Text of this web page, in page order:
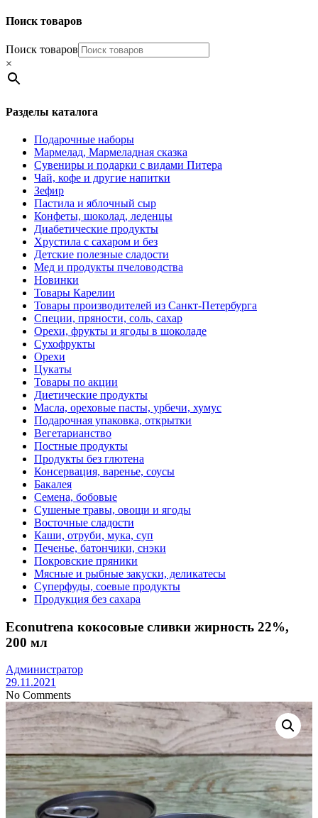
Поиск товаров
Поиск товаров
×
Разделы каталога
Подарочные наборы
Мармелад, Мармеладная сказка
Сувениры и подарки с видами Питера
Чай, кофе и другие напитки
Зефир
Пастила и яблочный сыр
Конфеты, шоколад, леденцы
Диабетические продукты
Хрустила с сахаром и без
Детские полезные сладости
Мед и продукты пчеловодства
Новинки
Товары Карелии
Товары производителей из Санкт-Петербурга
Специи, пряности, соль, сахар
Орехи, фрукты и ягоды в шоколаде
Сухофрукты
Орехи
Цукаты
Товары по акции
Диетические продукты
Масла, ореховые пасты, урбечи, хумус
Подарочная упаковка, открытки
Вегетарианство
Постные продукты
Продукты без глютена
Консервация, варенье, соусы
Бакалея
Семена, бобовые
Сушеные травы, овощи и ягоды
Восточные сладости
Каши, отруби, мука, суп
Печенье, батончики, снэки
Покровские пряники
Мясные и рыбные закуски, деликатесы
Суперфуды, соевые продукты
Продукция без сахара
Econutrena кокосовые сливки жирность 22%,
200 мл
Администратор
29.11.2021
No Comments